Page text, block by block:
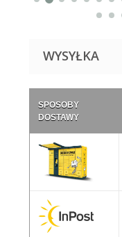
WYSYŁKA
SPOSOBY
DOSTAWY